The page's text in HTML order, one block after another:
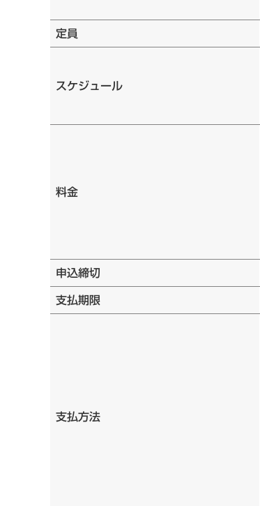
定員
スケジュール
料金
申込締切
支払期限
支払方法